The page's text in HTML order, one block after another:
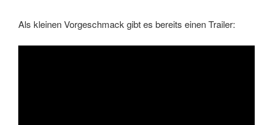
Als kleinen Vorgeschmack gibt es bereits einen Trailer: